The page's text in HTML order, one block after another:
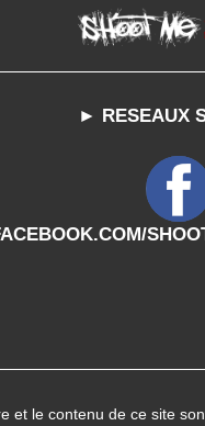
► RESEAUX
et le contenu de ce site